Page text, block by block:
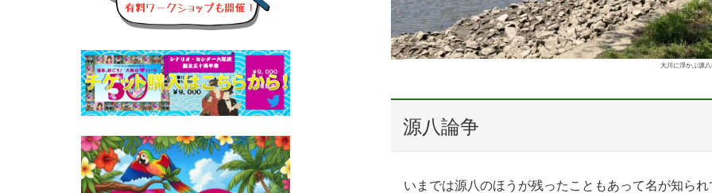
大川に浮かぶ源八
源八論争
いまでは源八のほうが残ったこともあって名が知ら